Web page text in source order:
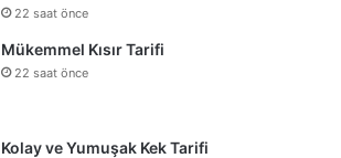
22 saat önce
Mükemmel Kısır Tarifi
22 saat önce
Kolay ve Yumuşak Kek Tarifi